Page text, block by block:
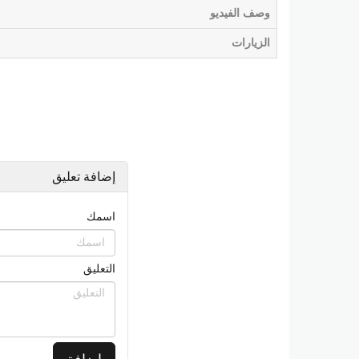
وصف الفيديو
الزيارات
إضافة تعليق
اسمك
التعليق